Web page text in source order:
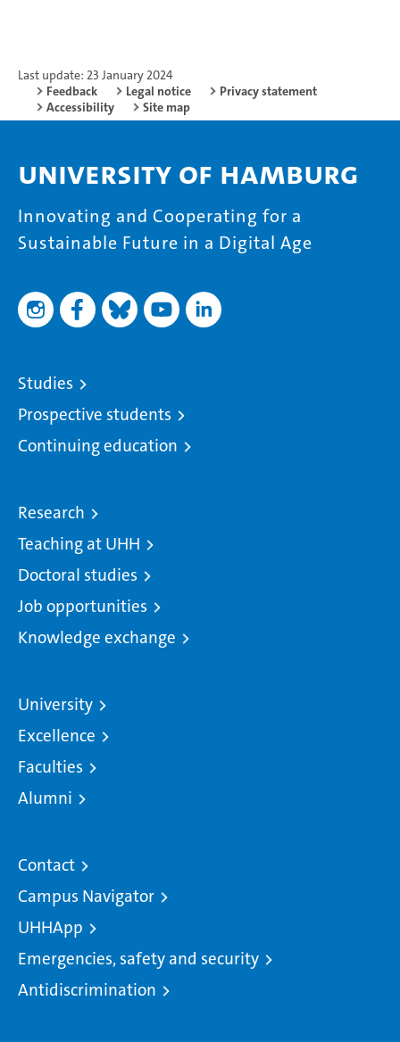
Last update: 23 January 2024
Feedback
Legal notice
Privacy statement
Accessibility
Site map
University of Hamburg
Innovating and Cooperating for a
Sustainable Future in a Digital Age
Studies
Prospective students
Continuing education
Research
Teaching at UHH
Doctoral studies
Job opportunities
Knowledge exchange
University
Excellence
Faculties
Alumni
Contact
Campus Navigator
UHHApp
Emergencies, safety and security
Antidiscrimination